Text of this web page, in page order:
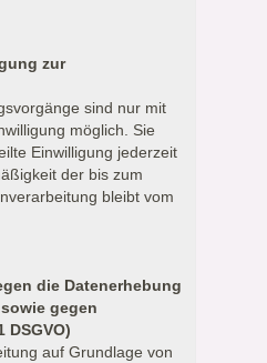
zur
sind nur mit
möglich. Sie
Einwilligung jederzeit
der bis zum
bleibt vom
die Datenerhebung
gegen
DSGVO)
auf Grundlage von